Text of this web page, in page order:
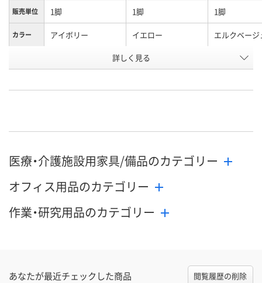
販売単位 1脚 1脚 1脚
カラー アイボリー イエロー エルクベージ
U472753 U472742
カゴへ カゴへ
詳しく見る
医療・介護施設用家具/備品のカテゴリー
オフィス用品のカテゴリー
作業・研究用品のカテゴリー
あなたが最近チェックした商品 閲覧履歴の削除